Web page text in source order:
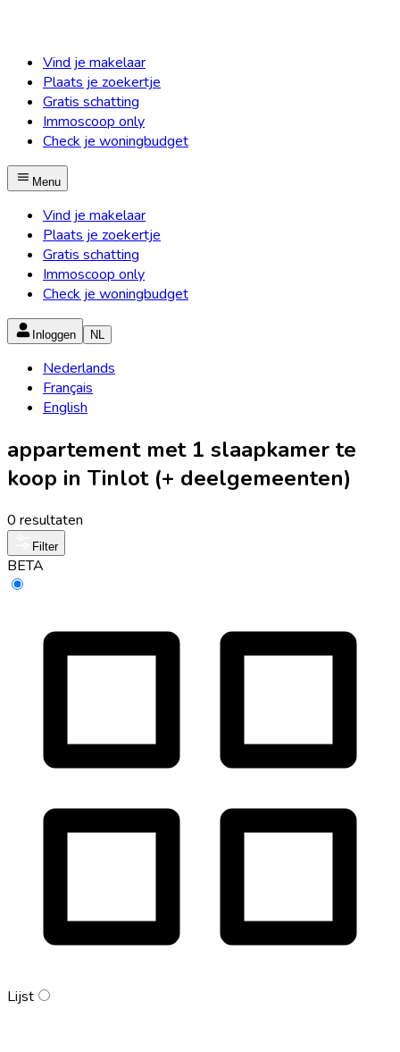
Vind je makelaar
Plaats je zoekertje
Gratis schatting
Immoscoop only
Check je woningbudget
Menu
Vind je makelaar
Plaats je zoekertje
Gratis schatting
Immoscoop only
Check je woningbudget
Inloggen NL
Nederlands
Français
English
appartement met 1 slaapkamer te
koop in Tinlot (+ deelgemeenten)
0 resultaten
Filter
BETA
Lijst